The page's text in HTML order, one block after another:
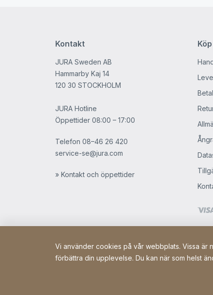
Kontakt
JURA Sweden AB
Hammarby Kaj 14
120 30 STOCKHOLM
JURA Hotline
Öppettider 08:00 – 17:00
Telefon 08–46 26 420
service-se@jura.com
» Kontakt och öppettider
Vi använder cookies på vår webbplats. Vissa är
förbättra din upplevelse. Du kan när som helst